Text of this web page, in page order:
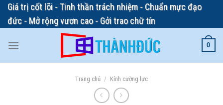
Skip
content
Giá trị cốt lõi - Tinh thần trách nhiệm - Chuẩn mực đạo
đức - Mở rộng vươn cao - Gởi trao chữ tín
0
Trang chủ / Kính cường lực